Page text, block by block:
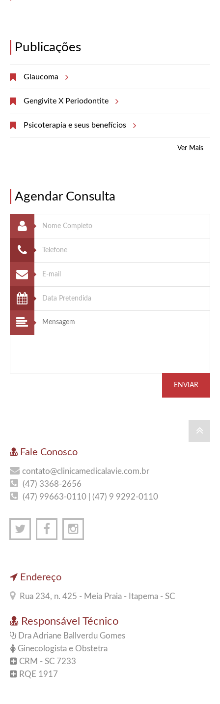
Publicações
Glaucoma
Gengivite X Periodontite
Psicoterapia e seus benefícios
Ver Mais
Agendar Consulta
ENVIAR
Fale Conosco
contato@clinicamedicalavie.com.br
(47) 3368-2656
(47) 99663-0110 | (47) 9 9292-0110
Endereço
Rua 234, n. 425 - Meia Praia - Itapema - SC
Responsável Técnico
Dra Adriane Ballverdu Gomes
Ginecologista e Obstetra
CRM - SC 7233
RQE 1917